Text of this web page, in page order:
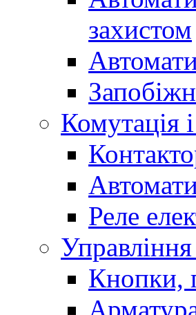
захистом
Комутація
Реле
Кнопки,